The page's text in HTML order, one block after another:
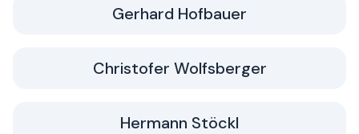
Gerhard Hofbauer
Christofer Wolfsberger
Hermann Stöckl